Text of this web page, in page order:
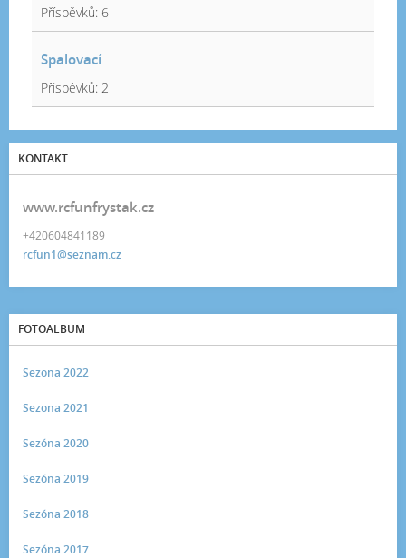
Příspěvků: 6
Spalovací
Příspěvků: 2
KONTAKT
www.rcfunfrystak.cz
+420604841189
rcfun1@seznam.cz
FOTOALBUM
Sezona 2022
Sezona 2021
Sezóna 2020
Sezóna 2019
Sezóna 2018
Sezóna 2017